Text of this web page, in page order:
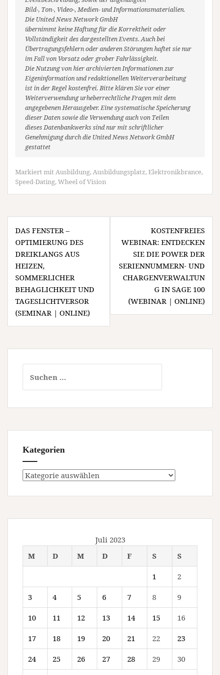
Bild-, Ton-, Video-, Medien- und Informationsmaterialien.
Die United News Network GmbH
übernimmt keine Haftung für die Korrektheit oder
Vollständigkeit des dargestellten Events. Auch bei
Übertragungsfehlern oder anderen Störungen haftet sie nur
im Fall von Vorsatz oder grober Fahrlässigkeit.
Die Nutzung von hier archivierten Informationen zur
Eigeninformation und redaktionellen Weiterverarbeitung
ist in der Regel kostenfrei. Bitte klären Sie vor einer
Weiterverwendung urheberrechtliche Fragen mit dem
angegebenen Herausgeber. Eine systematische Speicherung
dieser Daten sowie die Verwendung auch von Teilen
dieses Datenbankwerks sind nur mit schriftlicher
Genehmigung durch die United News Network GmbH
gestattet
Markiert mit Ausbildung,Ausbildungsplatz,Elektronikbrance,
Speed-Dating,Wheel of Vision
Beitragsnavigation
DAS FENSTER –
OPTIMIERUNG DES
DREIKLANGS AUS
HEIZEN,
SOMMERLICHER
BEHAGLICHKEIT UND
TAGESLICHTVERSOR
(SEMINAR | ONLINE)
KOSTENFREIES
WEBINAR: ENTDECKEN
SIE DIE POWER DER
SERIENNUMMERN- UND
CHARGENVERWALTUN
G IN SAGE 100
(WEBINAR | ONLINE)
nach:
Kategorien
Kategorien
Juli 2023
M
D M D F S S
1 2
3 4 5 6 7 8 9
10 11 12 13 14 15 16
17 18 19 20 21 22 23
24 25 26 27 28 29 30